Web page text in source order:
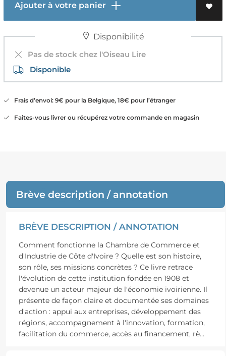
Ajouter à votre panier
Disponibilité
Pas de stock chez l'Oiseau Lire
Disponible
Frais d’envoi: 9€ pour la Belgique, 18€ pour l’étranger
Faites-vous livrer ou récupérez votre commande en magasin
Brève description / annotation
BRÈVE DESCRIPTION / ANNOTATION
Comment fonctionne la Chambre de Commerce et
d'Industrie de Côte d'Ivoire ? Quelle est son histoire,
son rôle, ses missions concrètes ? Ce livre retrace
l'évolution de cette institution fondée en 1908 et
devenue un acteur majeur de l'économie ivoirienne. Il
présente de façon claire et documentée ses domaines
d'action : appui aux entreprises, développement des
régions, accompagnement à l'innovation, formation,
facilitation du commerce, accès au financement, rè...